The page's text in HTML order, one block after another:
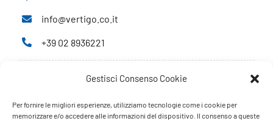
Gestisci Consenso Cookie
Per fornire le migliori esperienze, utilizziamo tecnologie come i cookie per
memorizzare e/o accedere alle informazioni del dispositivo. Il consenso a queste
info@vertigo.co.it
+39 02 8936221
Privacy Policy
Cookie Policy